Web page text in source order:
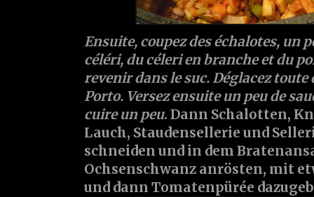
Ensuite, coupez des échalotes, un
céléri, du céleri en branche et du
revenir dans le suc. Déglacez toute
Porto. Versez ensuite un peu de
cuire un peu. Dann Schalotten,
Lauch, Staudensellerie und
schneiden und in dem
Ochsenschwanz anrösten, mit
und dann Tomatenpürée